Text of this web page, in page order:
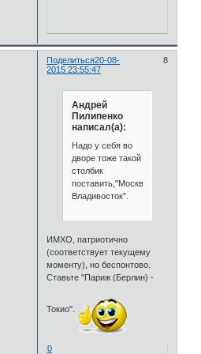
Поделиться 8
20-08-
2015 23:55:47
Андрей
Пилипенко
написал(а):
Надо у себя во
дворе тоже такой
столбик
поставить,"Москва-
Владивосток".
ИМХО, патриотично
(соответствует текущему
моменту), но беспонтово.
Ставьте "Париж (Берлин) -
Токио".
0